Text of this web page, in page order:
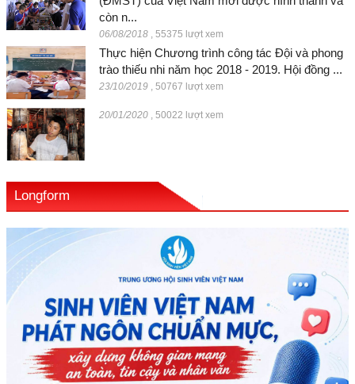
còn n...
06/08/2018 , 55375 lượt xem
Thực hiện Chương trình công tác Đội và phong
trào thiếu nhi năm học 2018 - 2019. Hội đồng ...
23/10/2019 , 50767 lượt xem
20/01/2020 , 50022 lượt xem
Longform